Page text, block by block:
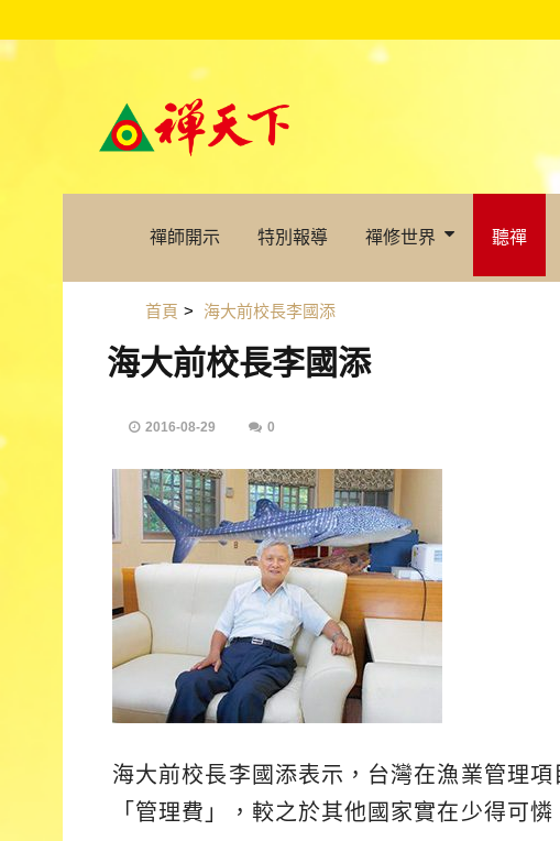
禪師開示 特別報導 禪修世界 聽禪
首頁 > 海大前校長李國添
海大前校長李國添
2016-08-29 0
海大前校長李國添表示，台灣在漁業管理項
「管理費」，較之於其他國家實在少得可憐